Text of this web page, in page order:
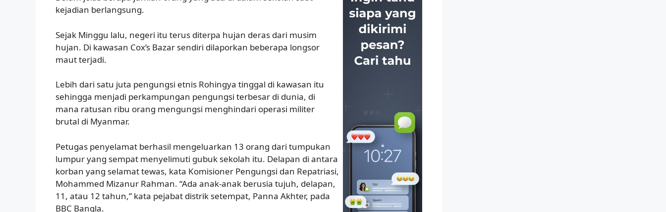
kejadian berlangsung.
Sejak Minggu lalu, negeri itu terus diterpa hujan deras dari musim
hujan. Di kawasan Cox’s Bazar sendiri dilaporkan beberapa longsor
maut terjadi.
Lebih dari satu juta pengungsi etnis Rohingya tinggal di kawasan itu
sehingga menjadi perkampungan pengungsi terbesar di dunia, di
mana ratusan ribu orang mengungsi menghindari operasi militer
brutal di Myanmar.
Petugas penyelamat berhasil mengeluarkan 13 orang dari tumpukan
lumpur yang sempat menyelimuti gubuk sekolah itu. Delapan di antara
korban yang selamat tewas, kata Komisioner Pengungsi dan Repatriasi,
Mohammed Mizanur Rahman. “Ada anak-anak berusia tujuh, delapan,
11, atau 12 tahun,” kata pejabat distrik setempat, Panna Akhter, pada
BBC Bangla.